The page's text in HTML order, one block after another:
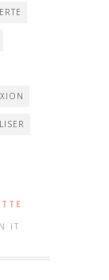
IT